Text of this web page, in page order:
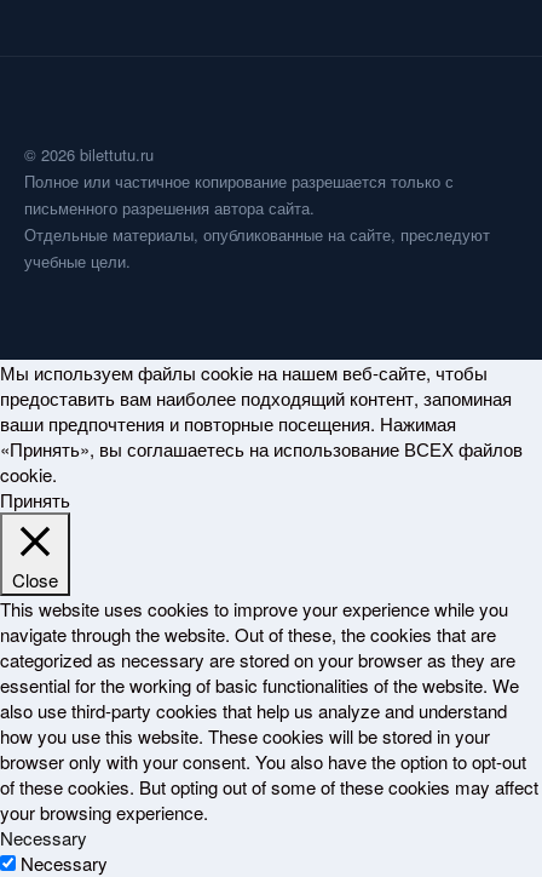
© 2026 bilettutu.ru
Полное или частичное копирование разрешается только с
письменного разрешения автора сайта.
Отдельные материалы, опубликованные на сайте, преследуют
учебные цели.
Мы используем файлы cookie на нашем веб-сайте, чтобы
предоставить вам наиболее подходящий контент, запоминая
ваши предпочтения и повторные посещения. Нажимая
«Принять», вы соглашаетесь на использование ВСЕХ файлов
cookie.
Принять
Close
This website uses cookies to improve your experience while you
navigate through the website. Out of these, the cookies that are
categorized as necessary are stored on your browser as they are
essential for the working of basic functionalities of the website. We
also use third-party cookies that help us analyze and understand
how you use this website. These cookies will be stored in your
browser only with your consent. You also have the option to opt-out
of these cookies. But opting out of some of these cookies may affect
your browsing experience.
Necessary
Necessary